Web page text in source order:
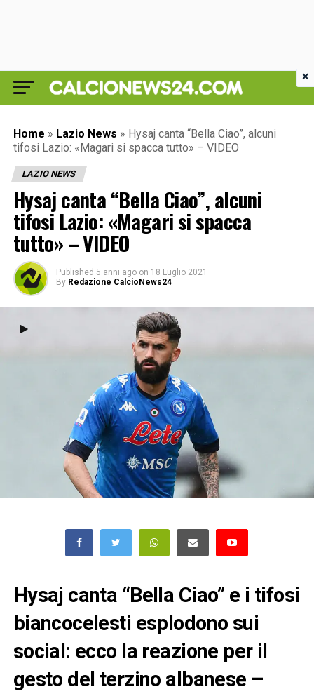
Home » Lazio News » Hysaj canta “Bella Ciao”, alcuni
tifosi Lazio: «Magari si spacca tutto» – VIDEO
LAZIO NEWS
Hysaj canta “Bella Ciao”, alcuni
tifosi Lazio: «Magari si spacca
tutto» – VIDEO
Published 5 anni ago on 18 Luglio 2021
By Redazione CalcioNews24
Hysaj canta “Bella Ciao” e i tifosi
biancocelesti esplodono sui
social: ecco la reazione per il
gesto del terzino albanese –
×